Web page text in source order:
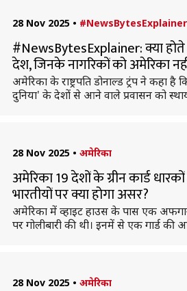
28 Nov 2025 • #NewsBytesExplainer
#NewsBytesExplainer: क्या
देश, जिनके नागरिकों को अमेरिका
अमेरिका के राष्ट्रपति डोनाल्ड ट्रंप ने कहा
दुनिया' के देशों से आने वाले प्रवासन को
28 Nov 2025 • अमेरिका
अमेरिका 19 देशों के ग्रीन कार्ड
भारतीयों पर क्या होगा असर?
अमेरिका में व्हाइट हाउस के पास एक
पर गोलीबारी की थी। इनमें से एक गार्ड की
28 Nov 2025 • अमेरिका